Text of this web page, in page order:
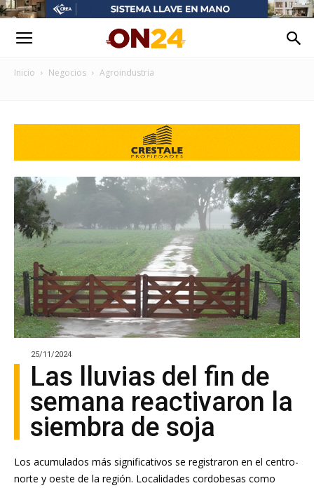
Inicio Negocios Agroindustria
25/11/2024
Las lluvias del fin de
semana reactivaron la
siembra de soja
Los acumulados más significativos se registraron en el centro-
norte y oeste de la región. Localidades cordobesas como